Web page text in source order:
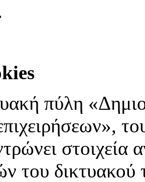
πύλη
στοιχεία
του δικτυακού